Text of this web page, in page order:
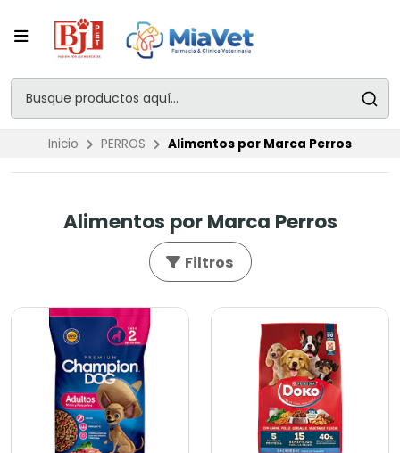
Inicio PERROS Alimentos por Marca Perros
Alimentos por Marca Perros
Filtros